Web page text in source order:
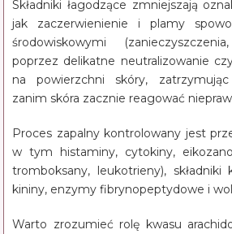
Składniki łagodzące zmniejszają
jak zaczerwienienie i plamy
środowiskowymi
poprzez delikatne neutralizowanie
na powierzchni skóry,
zanim skóra zacznie reagować
Proces zapalny kontrolowany jest
w tym histaminy, cytokiny,
tromboksany, leukotrieny), składniki
kininy, enzymy fibrynopeptydowe i
Warto zrozumieć rolę kwasu